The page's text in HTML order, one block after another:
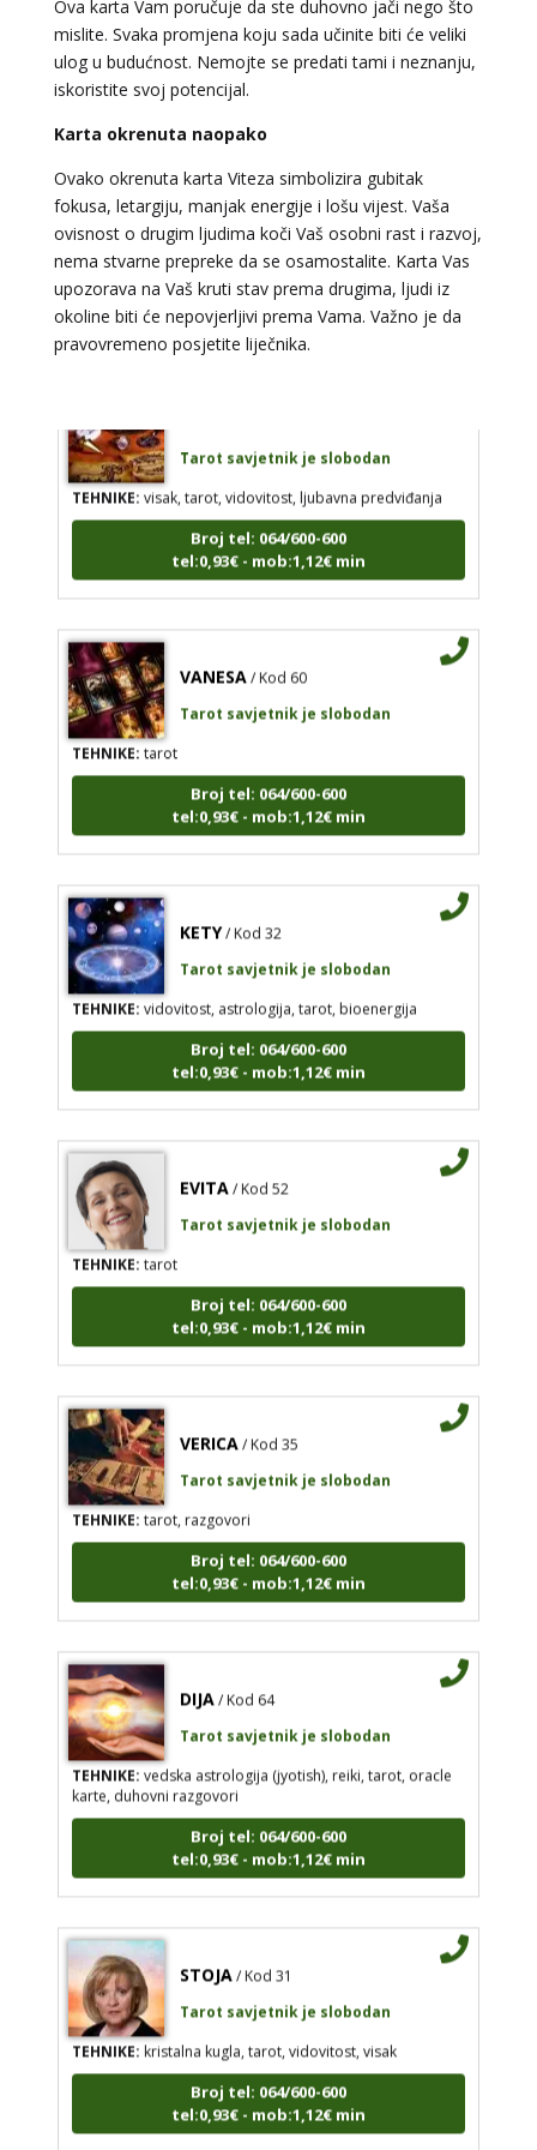
Ova karta Vam poručuje da ste duhovno jači nego što
mislite. Svaka promjena koju sada učinite biti će veliki
ulog u budućnost. Nemojte se predati tami i neznanju,
iskoristite svoj potencijal.
Karta okrenuta naopako
Ovako okrenuta karta Viteza simbolizira gubitak
fokusa, letargiju, manjak energije i lošu vijest. Vaša
ovisnost o drugim ljudima koči Vaš osobni rast i razvoj,
nema stvarne prepreke da se osamostalite. Karta Vas
upozorava na Vaš kruti stav prema drugima, ljudi iz
okoline biti će nepovjerljivi prema Vama. Važno je da
pravovremeno posjetite liječnika.
Broj tel: 064/600-600
tel:0,93€ - mob:1,12€ min
Tarot savjetnik je slobodan
TEHNIKE: kristalna kugla, tarot, vidovitost, visak
Broj tel: 064/600-600
tel:0,93€ - mob:1,12€ min
Tarot savjetnik je slobodan
TEHNIKE:visak, tarot, vidovitost, ljubavna predviđanja
Broj tel: 064/600-600
tel:0,93€ - mob:1,12€ min
/ Kod 60
Tarot savjetnik je slobodan
TEHNIKE:tarot
Broj tel: 064/600-600
tel:0,93€ - mob:1,12€ min
/ Kod 32
Tarot savjetnik je slobodan
TEHNIKE:vidovitost, astrologija, tarot, bioenergija
Broj tel: 064/600-600
tel:0,93€ - mob:1,12€ min
/ Kod 52
Tarot savjetnik je slobodan
TEHNIKE:tarot
Broj tel: 064/600-600
tel:0,93€ - mob:1,12€ min
/ Kod 35
Tarot savjetnik je slobodan
TEHNIKE:tarot, razgovori
Broj tel: 064/600-600
tel:0,93€ - mob:1,12€ min
/ Kod 64
Tarot savjetnik je slobodan
TEHNIKE:vedska astrologija (jyotish), reiki, tarot, oracle
karte, duhovni razgovori
Broj tel: 064/600-600
tel:0,93€ - mob:1,12€ min
/ Kod 31
Tarot savjetnik je slobodan
TEHNIKE:kristalna kugla, tarot, vidovitost, visak
Broj tel: 064/600-600
tel:0,93€ - mob:1,12€ min